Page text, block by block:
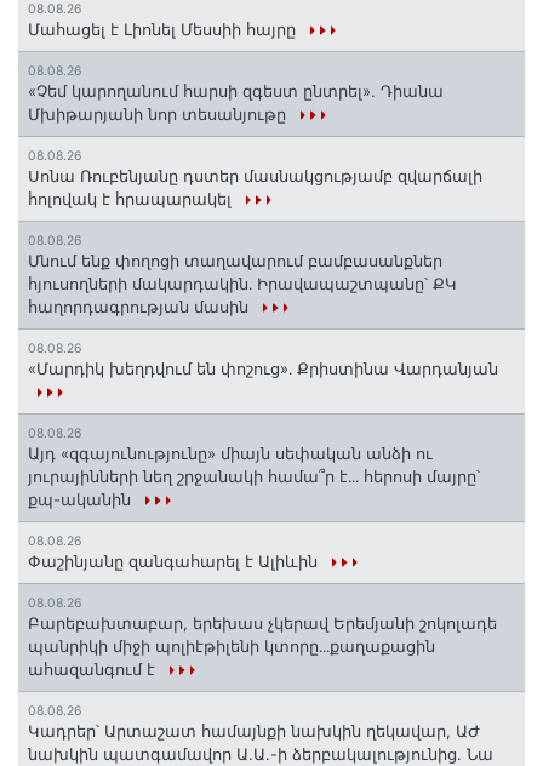
08.08.26
Մահացել է Լիոնել Մեսսիի հայրը
08.08.26
«Չեմ կարողանում հարսի զգեստ ընտրել». Դիանա
Մխիթարյանի նոր տեսանյութը
08.08.26
Սոնա Ռուբենյանը դստեր մասնակցությամբ զվարճալի
հոլովակ է հրապարակել
08.08.26
Մնում ենք փողոցի տաղավարում բամբասանքներ
հյուսողների մակարդակին․ Իրավապաշտպանը՝ ՔԿ
հաղորդագրության մասին
08.08.26
«Մարդիկ խեղդվում են փոշուց»․ Քրիստինա Վարդանյան
08.08.26
Այդ «զգայունությունը» միայն սեփական անձի ու
յուրայինների նեղ շրջանակի համա՞ր է․․․ հերոսի մայրը՝
քպ-ականին
08.08.26
Փաշինյանը զանգահարել է Ալիևին
08.08.26
Բարեբախտաբար, երեխաս չկերավ Երեմյանի շոկոլադե
պանրիկի միջի պոլիէթիլենի կտորը․․․քաղաքացին
ահազանգում է
08.08.26
Կադրեր՝ Արտաշատ համայնքի նախկին ղեկավար, ԱԺ
նախկին պատգամավոր Ա.Ա.-ի ձերբակալությունից. Նա